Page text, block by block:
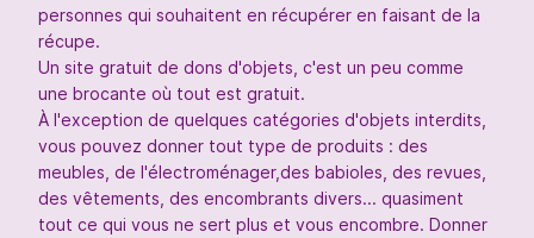
personnes qui souhaitent en récupérer en faisant de la
récupe.
Un site gratuit de dons d'objets, c'est un peu comme
une brocante où tout est gratuit.
À l'exception de quelques catégories d'objets interdits,
vous pouvez donner tout type de produits : des
meubles, de l'électroménager,des babioles, des revues,
des vêtements, des encombrants divers... quasiment
tout ce qui vous ne sert plus et vous encombre. Donner